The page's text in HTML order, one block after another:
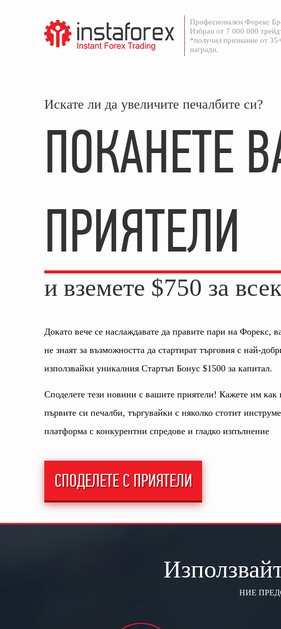
Професионален Форекс
Избран от 7 000 000
*получил признание от
награди.
Искате ли да увеличите печалбите си?
ПОКАНЕТЕ
ПРИЯТЕЛИ
и вземете $750 за
Докато вече се наслаждавате да правите пари на Форекс,
не знаят за възможността да стартират търговия с най-
използвайки уникалния Стартъп Бонус $1500 за капитал.
Споделете тези новини с вашите приятели! Кажете им как
първите си печалби, търгувайки с няколко стотит
платформа с конкурентни спредове и гладко изпълнение
СПОДЕЛЕТЕ С ПРИЯТЕЛИ
НИЕ